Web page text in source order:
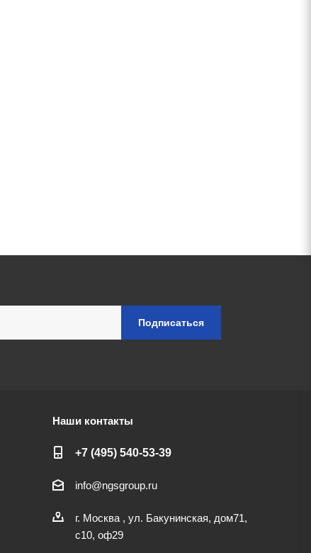
Наши контакты
+7 (495) 540-53-39
info@ngsgroup.ru
г. Москва , ул. Бакунинская, дом71,
с10, оф29